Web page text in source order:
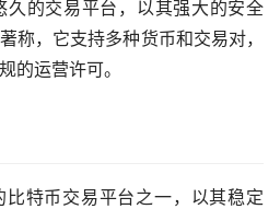
久的交易平台，以其强大的安全
称，它支持多种货币和交易对，
的运营许可。
特币交易平台之一，以其稳定